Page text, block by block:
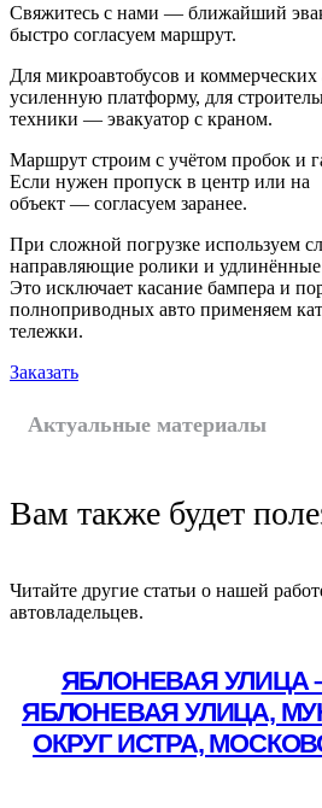
Свяжитесь с нами — ближайший
быстро согласуем маршрут.
Для микроавтобусов и
усиленную платформу, для
техники — эвакуатор с краном.
Маршрут строим с учётом пробок и
Если нужен пропуск в центр или на
объект — согласуем заранее.
При сложной погрузке используем
направляющие ролики и удлинённые
Это исключает касание бампера и
полноприводных авто применяем
тележки.
Заказать
Актуальные материалы
Вам также будет
Читайте другие статьи о нашей
автовладельцев.
ЯБЛОНЕВАЯ УЛИЦА
ЯБЛОНЕВАЯ УЛИЦА,
ОКРУГ ИСТРА,